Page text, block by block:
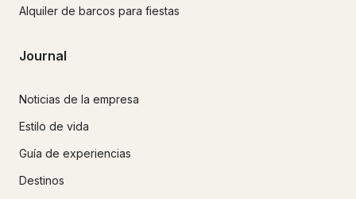
Alquiler de barcos para fiestas
Journal
Noticias de la empresa
Estilo de vida
Guía de experiencias
Destinos